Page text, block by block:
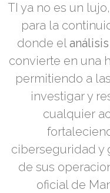
TI ya no es un
para la
donde el
convierte en una
permitiendo a
investigar y
cualquier
ciberseguridad y
de sus
oficial de